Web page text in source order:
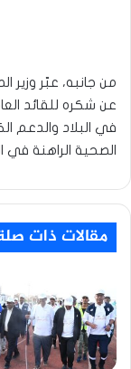
من جانبه، عبّر وزير
عن شكره للقائد
في البلاد والدعم
الصحية الراهنة في
مقالات ذات